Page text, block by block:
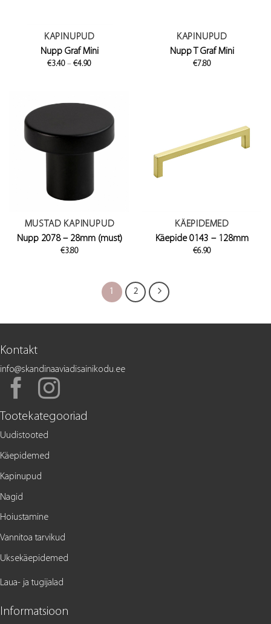
KAPINUPUD
Nupp Graf Mini
€3.40 – €4.90Price
KAPINUPUD
Nupp T Graf Mini
€7.80
MUSTAD KAPINUPUD
Nupp 2078 – 28mm (must)
€3.80
KÄEPIDEMED
Käepide 0143 – 128mm
€6.90
1 2
Kontakt
info@skandinaaviadisainikodu.ee
Tootekategooriad
Uudistooted
Käepidemed
Kapinupud
Nagid
Hoiustamine
Vannitoa tarvikud
Uksekäepidemed
Laua- ja tugijalad
Informatsioon